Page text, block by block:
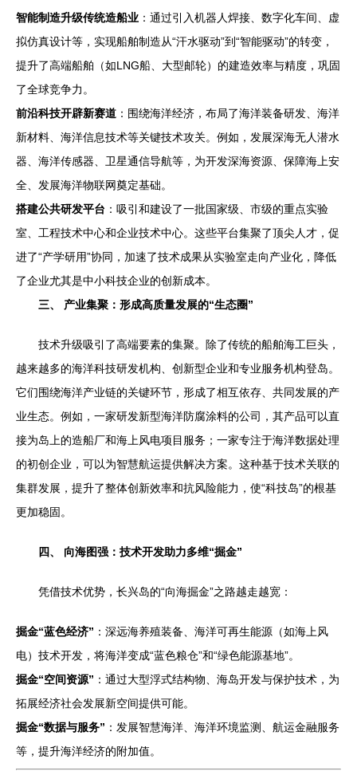
智能制造升级传统造船业 ：通过引入机器人焊接、数字化车间、虚
拟仿真设计等，实现船舶制造从“汗水驱动”到“智能驱动”的转变，
提升了高端船舶（如LNG船、大型邮轮）的建造效率与精度，巩固
了全球竞争力。
前沿科技开辟新赛道 ：围绕海洋经济，布局了海洋装备研发、海洋
新材料、海洋信息技术等关键技术攻关。例如，发展深海无人潜水
器、海洋传感器、卫星通信导航等，为开发深海资源、保障海上安
全、发展海洋物联网奠定基础。
搭建公共研发平台 ：吸引和建设了一批国家级、市级的重点实验
室、工程技术中心和企业技术中心。这些平台集聚了顶尖人才，促
进了“产学研用”协同，加速了技术成果从实验室走向产业化，降低
了企业尤其是中小科技企业的创新成本。
三、 产业集聚：形成高质量发展的“生态圈”
技术升级吸引了高端要素的集聚。除了传统的船舶海工巨头，
越来越多的海洋科技研发机构、创新型企业和专业服务机构登岛。
它们围绕海洋产业链的关键环节，形成了相互依存、共同发展的产
业生态。例如，一家研发新型海洋防腐涂料的公司，其产品可以直
接为岛上的造船厂和海上风电项目服务；一家专注于海洋数据处理
的初创企业，可以为智慧航运提供解决方案。这种基于技术关联的
集群发展，提升了整体创新效率和抗风险能力，使“科技岛”的根基
更加稳固。
四、 向海图强：技术开发助力多维“掘金”
凭借技术优势，长兴岛的“向海掘金”之路越走越宽：
掘金“蓝色经济” ：深远海养殖装备、海洋可再生能源（如海上风
电）技术开发，将海洋变成“蓝色粮仓”和“绿色能源基地”。
掘金“空间资源” ：通过大型浮式结构物、海岛开发与保护技术，为
拓展经济社会发展新空间提供可能。
掘金“数据与服务” ：发展智慧海洋、海洋环境监测、航运金融服务
等，提升海洋经济的附加值。